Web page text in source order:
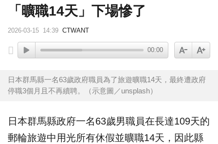
「曠職14天」下場慘了
2026-03-15 14:39 CTWANT
00:00
日本群馬縣一名63歲政府職員為了旅遊曠職14天，最終遭政府
停職3個月且不再續聘。（示意圖／unsplash）
日本群馬縣政府一名63歲男職員在長達109天的
郵輪旅遊中用光所有休假並曠職14天，因此縣